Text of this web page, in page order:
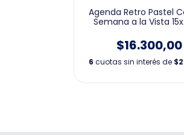
Agenda Retro Pastel
Semana a la Vista
$16.300,00
6 cuotas sin interés de